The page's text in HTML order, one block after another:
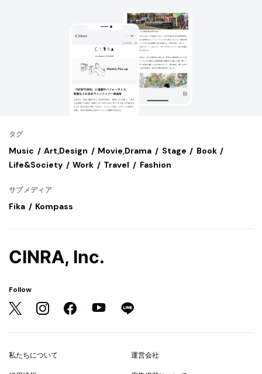
タグ
Music Art,Design Movie,Drama Stage
Book
Life&Society
Work Travel Fashion
サブメディア
Fika Kompass
CINRA, Inc.
Follow
私たちについて 運営会社